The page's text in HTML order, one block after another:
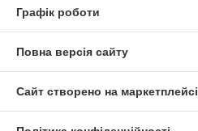
Графік роботи
Повна версія сайту
Сайт створено на маркетплейсі